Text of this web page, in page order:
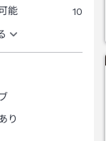
能
10
り